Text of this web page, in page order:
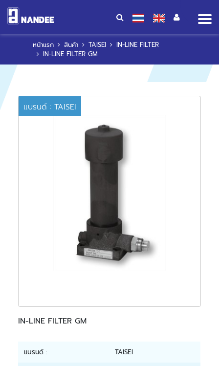
หน้าแรก สินค้า TAISEI
IN-LINE FILTER
IN-LINE FILTER GM
แบรนด์ : TAISEI
IN-LINE FILTER GM
แบรนด์ : TAISEI